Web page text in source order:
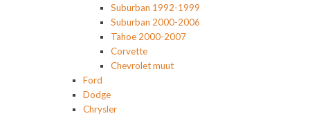
Suburban 1992-1999
Suburban 2000-2006
Tahoe 2000-2007
Corvette
Chevrolet muut
Ford
Dodge
Chrysler